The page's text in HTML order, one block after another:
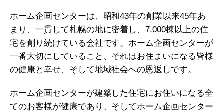
ホーム企画センターは、昭和43年の創業以来45年あ
まり、一貫して札幌の地に密着し、7,000棟以上の住
宅を創り続けている会社です。ホーム企画センターが
一番大切にしていること、それはお住まいになる皆様
の健康と幸せ、そして地域社会への恩返しです。
ホーム企画センターが建築した住宅にお住いになる全
てのお客様が健康であり、そしてホーム企画センター